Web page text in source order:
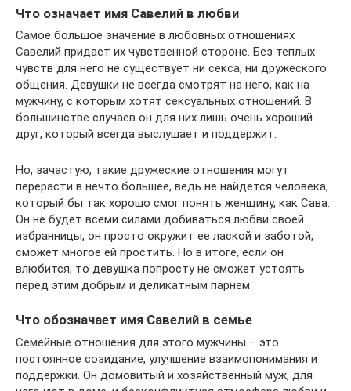
Что означает имя Савелий в любви
Самое большое значение в любовных отношениях
Савелий придает их чувственной стороне. Без теплых
чувств для него не существует ни секса, ни дружеского
общения. Девушки не всегда смотрят на него, как на
мужчину, с которым хотят сексуальных отношений. В
большинстве случаев он для них лишь очень хороший
друг, который всегда выслушает и поддержит.
Но, зачастую, такие дружеские отношения могут
перерасти в нечто большее, ведь не найдется человека,
который бы так хорошо смог понять женщину, как Сава.
Он не будет всеми силами добиваться любви своей
избранницы, он просто окружит ее лаской и заботой,
сможет многое ей простить. Но в итоге, если он
влюбится, то девушка попросту не сможет устоять
перед этим добрым и деликатным парнем.
Что обозначает имя Савелий в семье
Семейные отношения для этого мужчины – это
постоянное созидание, улучшение взаимопонимания и
поддержки. Он домовитый и хозяйственный муж, для